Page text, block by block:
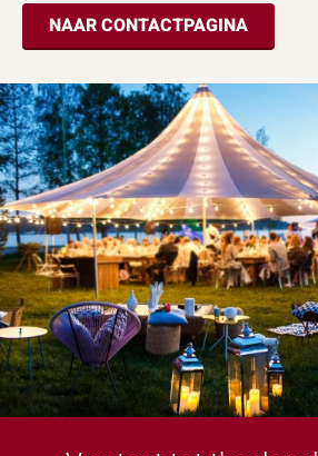
NAAR CONTACTPAGINA